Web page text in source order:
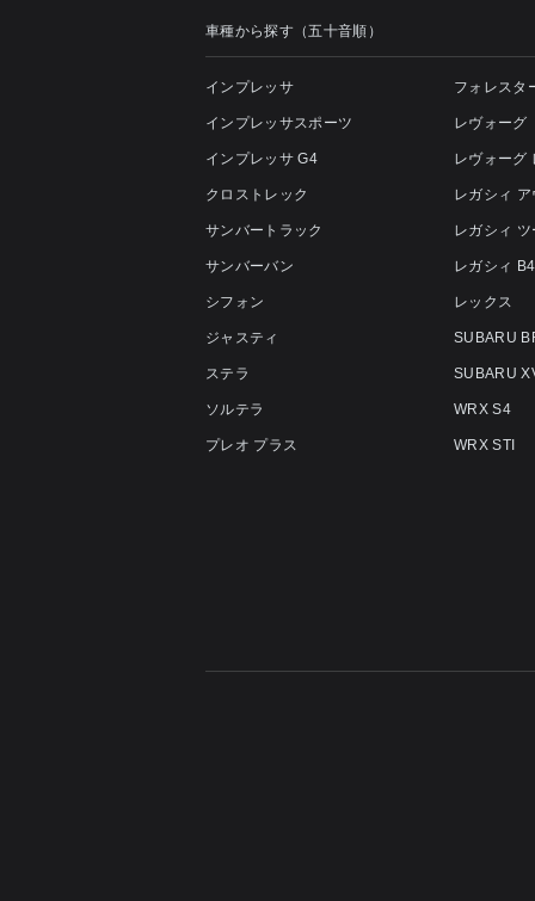
車種から探す（五十音順）
インプレッサ
インプレッサスポーツ
インプレッサ G4
クロストレック
サンバートラック
サンバーバン
シフォン
ジャスティ
ステラ
ソルテラ
プレオ プラス
フォレスタ
レヴォーグ
レヴォーグ
レガシィ
レガシィ
レガシィ B4
レックス
SUBARU
SUBARU
WRX S4
WRX STI